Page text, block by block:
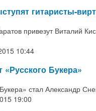
гитаристы-
привезут Виталий
10:44
Букера»
стал Александр
19:00